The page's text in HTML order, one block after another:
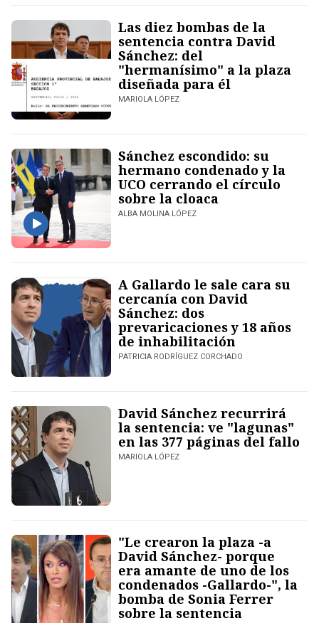
Las diez bombas de la
sentencia contra David
Sánchez: del
"hermanísimo" a la plaza
diseñada para él
MARIOLA LÓPEZ
Sánchez escondido: su
hermano condenado y la
UCO cerrando el círculo
sobre la cloaca
ALBA MOLINA LÓPEZ
A Gallardo le sale cara su
cercanía con David
Sánchez: dos
prevaricaciones y 18 años
de inhabilitación
PATRICIA RODRÍGUEZ CORCHADO
David Sánchez recurrirá
la sentencia: ve "lagunas"
en las 377 páginas del fallo
MARIOLA LÓPEZ
"Le crearon la plaza -a
David Sánchez- porque
era amante de uno de los
condenados -Gallardo-", la
bomba de Sonia Ferrer
sobre la sentencia